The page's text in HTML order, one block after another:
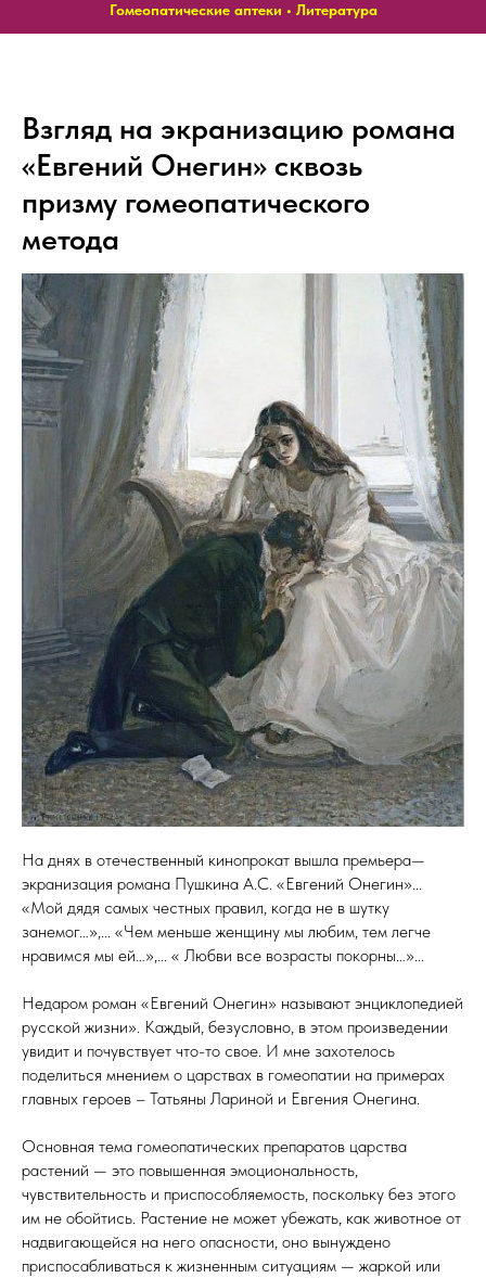
Гомеопатические аптеки • Литература
Взгляд на экранизацию романа
«Евгений Онегин» сквозь
призму гомеопатического
метода
На днях в отечественный кинопрокат вышла премьера—
экранизация романа Пушкина А.С. «Евгений Онегин»...
«Мой дядя самых честных правил, когда не в шутку
занемог…»,... «Чем меньше женщину мы любим, тем легче
нравимся мы ей…»,... « Любви все возрасты покорны…»...
Недаром роман «Евгений Онегин» называют энциклопедией
русской жизни». Каждый, безусловно, в этом произведении
увидит и почувствует что-то свое. И мне захотелось
поделиться мнением о царствах в гомеопатии на примерах
главных героев – Татьяны Лариной и Евгения Онегина.
Основная тема гомеопатических препаратов царства
растений — это повышенная эмоциональность,
чувствительность и приспособляемость, поскольку без этого
им не обойтись. Растение не может убежать, как животное от
надвигающейся на него опасности, оно вынуждено
приспосабливаться к жизненным ситуациям — жаркой или